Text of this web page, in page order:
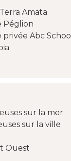
Amata
Péglion
Abc School
sur la mer
sur la ville
Ouest